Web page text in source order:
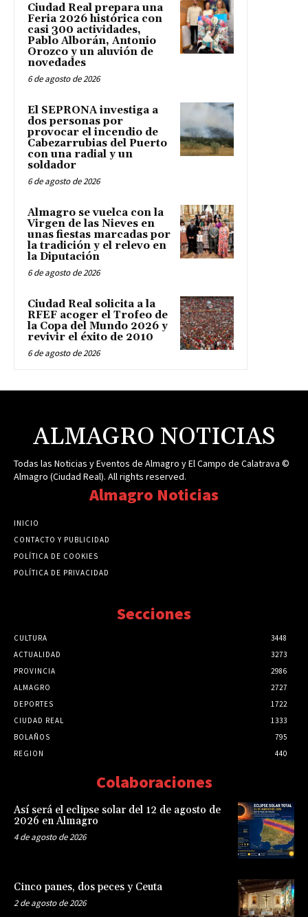
Ciudad Real prepara una
Feria 2026 histórica con
casi 300 actividades,
Pablo Alborán, Antonio
Orozco y un aluvión de
novedades
6 de agosto de 2026
El SEPRONA investiga a
dos personas por
provocar el incendio de
Cabezarrubias del Puerto
con una radial y un
soldador
6 de agosto de 2026
Almagro se vuelca con la
Virgen de las Nieves en
unas fiestas marcadas por
la tradición y el relevo en
la Diputación
6 de agosto de 2026
Ciudad Real solicita a la
RFEF acoger el Trofeo de
la Copa del Mundo 2026 y
revivir el éxito de 2010
6 de agosto de 2026
ALMAGRO NOTICIAS
Todas las Noticias y Eventos de Almagro y El Campo de Calatrava ©
Almagro (Ciudad Real). All rights reserved.
Almagro Noticias
INICIO
CONTACTO Y PUBLICIDAD
POLÍTICA DE COOKIES
POLÍTICA DE PRIVACIDAD
Secciones
CULTURA
3448
ACTUALIDAD
3273
PROVINCIA
2986
ALMAGRO
2727
DEPORTES
1722
CIUDAD REAL
1333
BOLAÑOS
795
REGION
440
Colaboraciones
Así será el eclipse solar del 12 de agosto de
2026 en Almagro
4 de agosto de 2026
Cinco panes, dos peces y Ceuta
2 de agosto de 2026